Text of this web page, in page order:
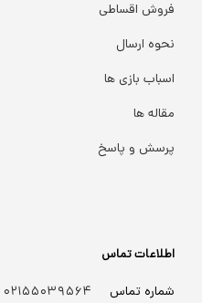
اطلاعات تماس
شماره تماس
۰۲۱۵۵۰۳۹۵۶۴
فروش اقساطی
نحوه ارسال
اسباب بازی ها
مقاله ها
پرسش و پاسخ